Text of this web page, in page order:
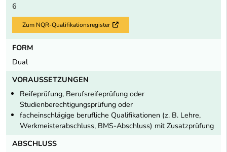
6
Zum NQR-Qualifikationsregister Externer Link
FORM
Dual
VORAUSSETZUNGEN
Reifeprüfung, Berufsreifeprüfung oder
Studienberechtigungsprüfung oder
facheinschlägige berufliche Qualifikationen (z. B. Lehre,
Werkmeisterabschluss, BMS-Abschluss) mit Zusatzprüfung
ABSCHLUSS